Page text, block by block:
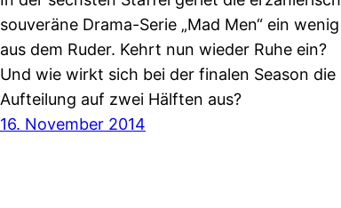
souveräne Drama-Serie „Mad Men“ ein wenig
aus dem Ruder. Kehrt nun wieder Ruhe ein?
Und wie wirkt sich bei der finalen Season die
Aufteilung auf zwei Hälften aus?
16. November 2014